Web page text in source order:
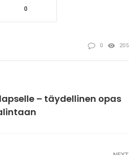
0
0 205
– täydellinen opas